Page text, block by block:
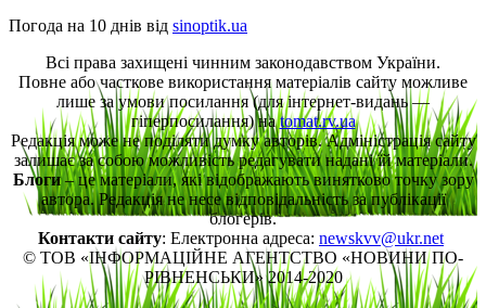
Погода на 10 днів від sinoptik.ua
Всі права захищені чинним законодавством України.
Повне або часткове використання матеріалів сайту можливе
лише за умови посилання (для інтернет-видань —
гіперпосилання) наtomat.rv.ua
Редакція може не поділяти думку авторів. Адміністрація сайту
залишає за собою можливість редагувати надані їй матеріали.
Блоги– це матеріали, які відображають винятково точку зору
автора. Редакція не несе відповідальність за публікації
блогерів.
Контакти сайту: Електронна адреса: newskvv@ukr.net
© ТОВ «ІНФОРМАЦІЙНЕ АГЕНТСТВО «НОВИНИ ПО-
РІВНЕНСЬКИ» 2014-2020